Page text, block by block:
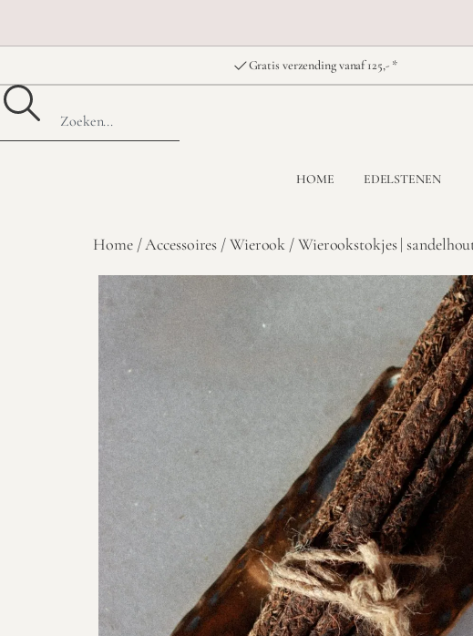
Gratis verzending vanaf 125,- *
HOME EDELSTENEN
Home/Accessoires /Wierook / Wierookstokjes |